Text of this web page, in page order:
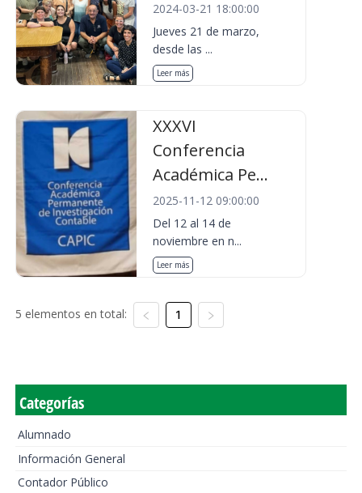
2024-03-21 18:00:00
Jueves 21 de marzo,
desde las ...
Leer más
XXXVI
Conferencia
Académica Pe...
2025-11-12 09:00:00
Del 12 al 14 de
noviembre en n...
Leer más
5 elementos en total: 1
Categorías
Alumnado
Información General
Contador Público